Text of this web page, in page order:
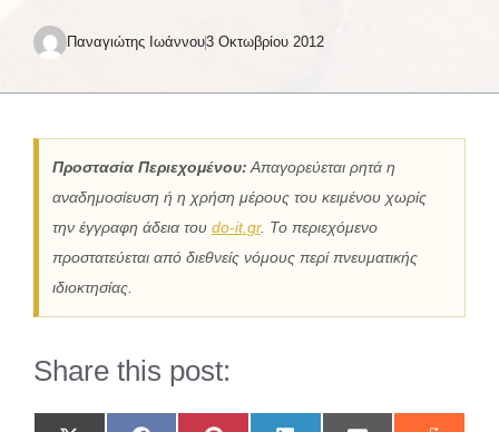
Παναγιώτης Ιωάννου3 Οκτωβρίου 2012
Προστασία Περιεχομένου: Απαγορεύεται ρητά η
αναδημοσίευση ή η χρήση μέρους του κειμένου χωρίς
την έγγραφη άδεια του do-it.gr. Το περιεχόμενο
προστατεύεται από διεθνείς νόμους περί πνευματικής
ιδιοκτησίας.
Share this post: